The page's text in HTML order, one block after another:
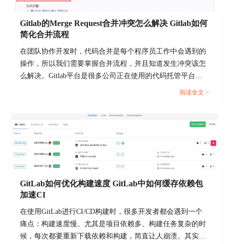
默认情况下，GitLab的数据分散存储在以下路径：
Git仓库：/var/opt/GitLab/git-data/repositories
配置文件：/etc/GitLab
日志文件：/var/log/GitLab
Gitlab的Merge Request合并冲突怎么解决 Gitlab如何
简化合并流程
在团队协作开发时，代码合并是每个程序员工作中会遇到的
操作，所以我们需要掌握合并流程，并且知道发生冲突该怎
么解决。Gitlab平台是很多公司正在使用的代码托管平台，
该平台支持Merge Request（合并请求），并且为代码审查与
文将为大家介绍Gitlab的Merge Request合并冲突怎么解决，
Gitlab如何简化合并流程的相关内容。...
阅读全文 >
GitLab如何优化构建速度 GitLab中如何缓存依赖包
加速CI
在使用GitLab进行CI/CD构建时，很多开发者都会遇到一个
痛点：构建速度慢。尤其是项目依赖多、构建任务复杂的时
候，每次都要重新下载依赖和构建，简直让人崩溃。其实，